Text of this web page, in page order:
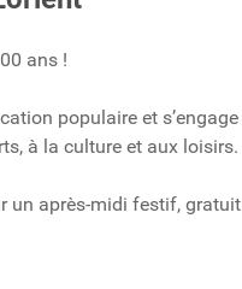
ans !
populaire et s’engage
à la culture et aux loisirs.
un après-midi festif, gratuit